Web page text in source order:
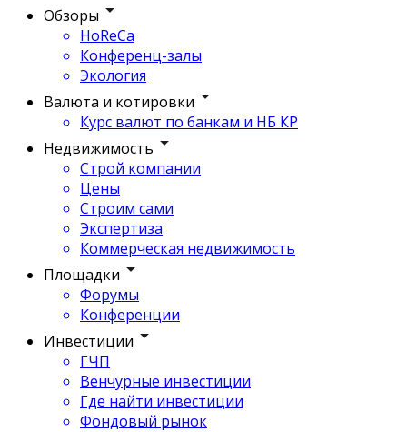
Обзоры
HoReCa
Конференц-залы
Экология
Валюта и котировки
Курс валют по банкам и НБ КР
Недвижимость
Строй компании
Цены
Строим сами
Экспертиза
Коммерческая недвижимость
Площадки
Форумы
Конференции
Инвестиции
ГЧП
Венчурные инвестиции
Где найти инвестиции
Фондовый рынок